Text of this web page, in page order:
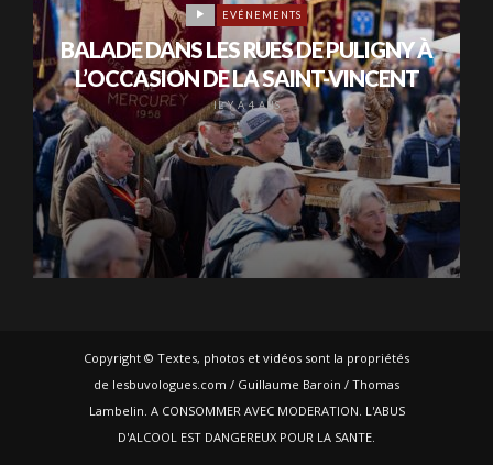
EVÉNEMENTS
BALADE DANS LES RUES DE PULIGNY À
L’OCCASION DE LA SAINT-VINCENT
IL Y A 4 ANS
Copyright © Textes, photos et vidéos sont la propriétés
de lesbuvologues.com / Guillaume Baroin / Thomas
Lambelin. A CONSOMMER AVEC MODERATION. L'ABUS
D'ALCOOL EST DANGEREUX POUR LA SANTE.